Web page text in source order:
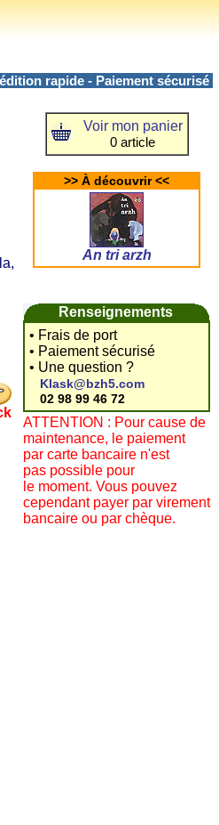
rapide - Paiement sécurisé
Voir mon panier
0 article
>> À découvrir <<
An tri arzh
Renseignements
• Frais de port
• Paiement sécurisé
• Une question ?
Klask@bzh5.com
02 98 99 46 72
ATTENTION : Pour cause de
maintenance, le paiement
par carte bancaire n'est
pas possible pour
le moment. Vous pouvez
cependant payer par virement
bancaire ou par chèque.